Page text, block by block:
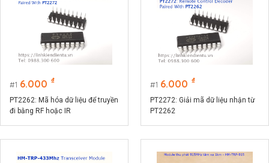
1 6.000 ₫
PT2262: Mã hóa dữ liệu để truyền
đi bằng RF hoặc IR
1 6.000 ₫
PT2272: Giải mã dữ liệu nhận từ
PT2262